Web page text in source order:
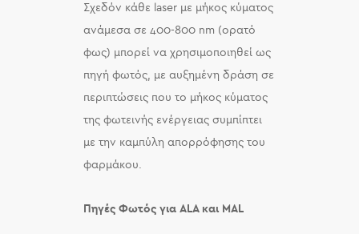
Σχεδόν κάθε laser με μήκος κύματος
ανάμεσα σε 400-800 nm (ορατό
φως) μπορεί να χρησιμοποιηθεί ως
πηγή φωτός, με αυξημένη δράση σε
περιπτώσεις που το μήκος κύματος
της φωτεινής ενέργειας συμπίπτει
με την καμπύλη απορρόφησης του
φαρμάκου.
Πηγές Φωτός για ALA και MAL